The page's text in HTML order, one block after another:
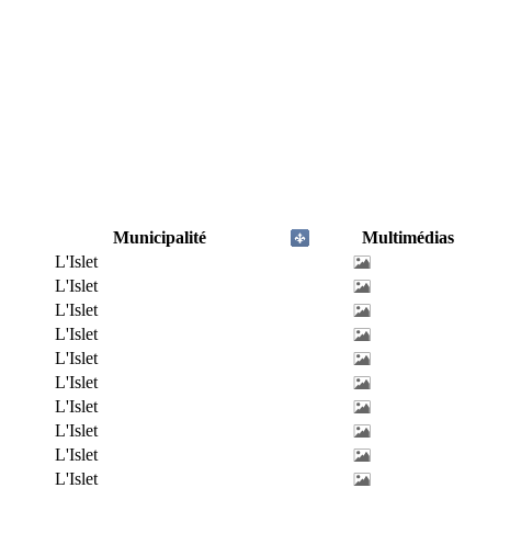
Municipalité
Multimédias
L'Islet
L'Islet
L'Islet
L'Islet
L'Islet
L'Islet
L'Islet
L'Islet
L'Islet
L'Islet